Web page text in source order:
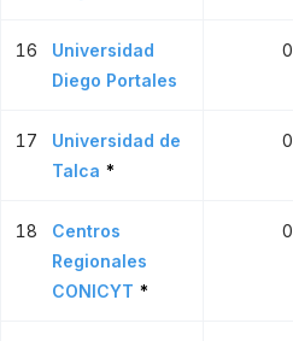
16
Universidad
Diego Portales
0
17
Universidad de
Talca *
0
18
Centros
Regionales
CONICYT *
0